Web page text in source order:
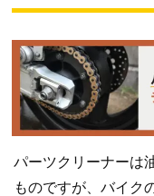
パーツクリーナーは
ものですが、バイク